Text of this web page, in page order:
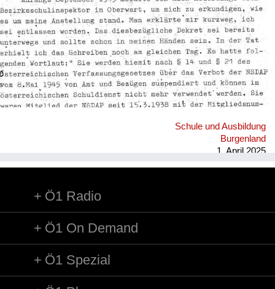
Versorgung
Heimkehrer
Fluchtgeschichten
Familiengeschichten
Schule und Ausbildung
Wiederaufbau und
Schule und Ausbildung
Burgenland
1. April 2025
Ö1 Radio
Ö1 On Demand
Ö1 Spezial